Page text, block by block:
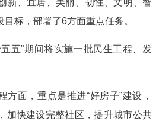
新、宜居、美丽、韧性、文明、智
标，部署了6方面重点任务。
五”期间将实施一批民生工程、发
方面，重点是推进“好房子”建设，
加快建设完整社区，提升城市公共